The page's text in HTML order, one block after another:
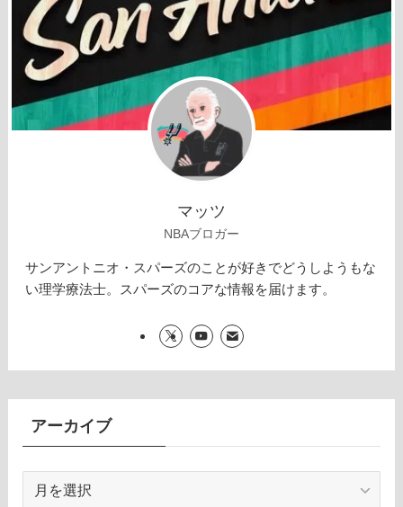
マッツ
NBAブロガー
サンアントニオ・スパーズのことが好きでどうしようもな
い理学療法士。スパーズのコアな情報を届けます。
アーカイブ